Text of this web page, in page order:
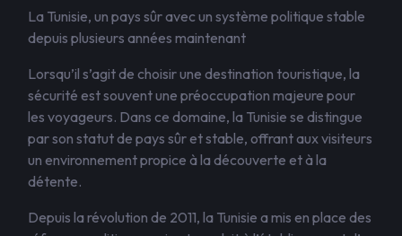
La Tunisie, un pays sûr avec un système politique stable
depuis plusieurs années maintenant
Lorsqu’il s’agit de choisir une destination touristique, la
sécurité est souvent une préoccupation majeure pour
les voyageurs. Dans ce domaine, la Tunisie se distingue
par son statut de pays sûr et stable, offrant aux visiteurs
un environnement propice à la découverte et à la
détente.
Depuis la révolution de 2011, la Tunisie a mis en place des